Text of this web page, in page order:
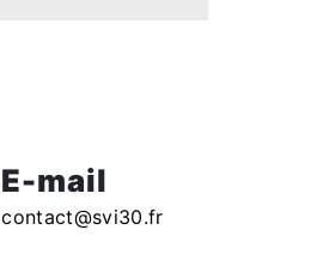
E-mail
contact@svi30.fr